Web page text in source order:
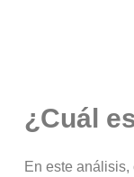
¿Cuál
En este